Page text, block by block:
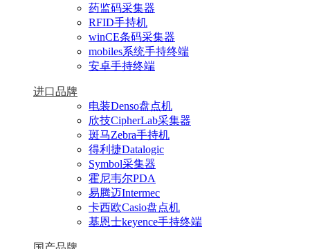
药监码采集器
RFID手持机
winCE条码采集器
mobiles系统手持终端
安卓手持终端
进口品牌
电装Denso盘点机
欣技CipherLab采集器
斑马Zebra手持机
得利捷Datalogic
Symbol采集器
霍尼韦尔PDA
易腾迈Intermec
卡西欧Casio盘点机
基恩士keyence手持终端